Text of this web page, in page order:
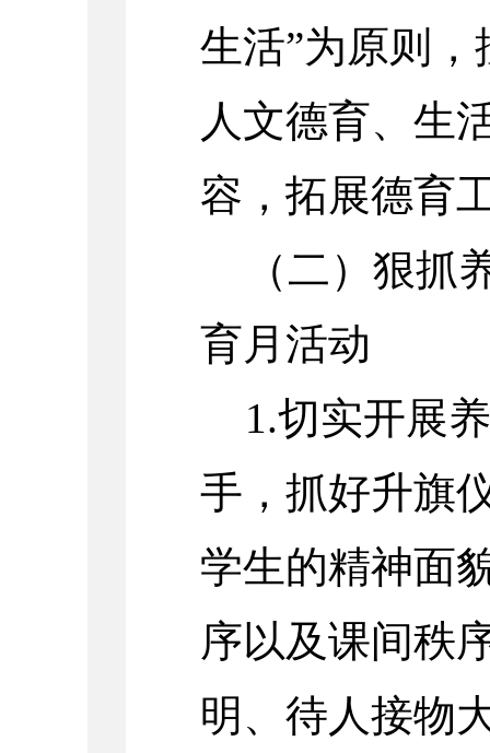
生活”为原则
人文德育、生
容，拓展德育
（二）狠抓
育月活动
1.切实开展
手，抓好升旗
学生的精神面
序以及课间秩
明、待人接物